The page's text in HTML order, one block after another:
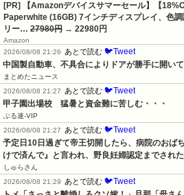
[PR] 【Amazonデバイスサマーセール】【
Paperwhite (16GB) 7インチディスプレイ、色
リー… 27980円 → 22980円
Amazon
2026/08/08 21:26
あとで読む 🐦Tweet
中国製自動車、不具合によりドアが勝手に開い
まとめたニュース
2026/08/08 21:27
あとで読む 🐦Tweet
甲子園出場校　猛暑と資金難に苦しむ・・・
ぶる速-VIP
2026/08/08 21:27
あとで読む 🐦Tweet
予定日10日過ぎて帝王切開したら、病院のおば
けで済んで』と言われ、野良妊婦認定までされ
しゅらさん
2026/08/08 21:29
あとで読む 🐦Tweet